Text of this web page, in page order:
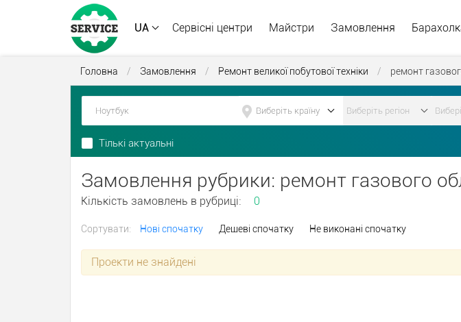
UA Сервісні центри Майстри Замовлення
Головна / Замовлення / Ремонт великої побутової техніки / ремонт
Тількі актуальні
Замовлення рубрики: ремонт газового
Кількість замовлень в рубриці: 0
Сортувати: Нові спочатку Дешеві спочатку Не виконані спочатку
Проекти не знайдені